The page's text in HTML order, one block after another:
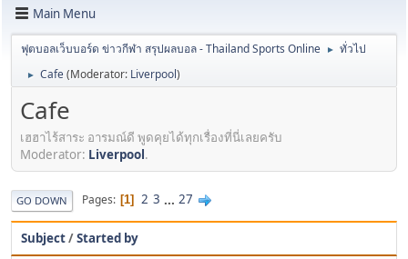
Main Menu
ฟุตบอลเว็บบอร์ด ข่าวกีฬา สรุปผลบอล - Thailand Sports Online ► ทั่วไป
► Cafe(Moderator: Liverpool)
Cafe
เฮฮาไร้สาระ อารมณ์ดี พูดคุยได้ทุกเรื่องที่นี่เลยครับ
Moderator: Liverpool.
GO DOWN Pages 1 2 3 ... 27
Subject/Started by